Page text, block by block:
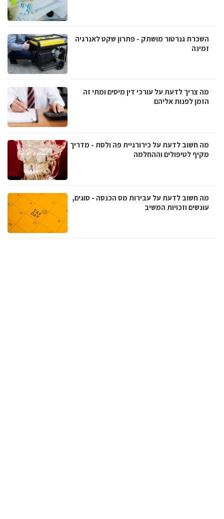
השכרת גנרטור מושתק - פתרון שקט לאנרגיה
זמינה
מה צריך לדעת על עורכי דין מיסים ומתי זה
הזמן לפנות אליהם
מה חשוב לדעת על כירורגיית פה ולסת - מדריך
מקיף לטיפולים וההחלמה
מה חשוב לדעת על עבירות מס הכנסה - סוגים,
עונשים וזכויות המשיב